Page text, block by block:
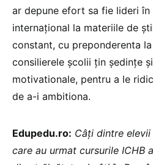
ar depune efort sa fie lideri în
internațional la materiile de
constant, cu preponderenta
consilierele școlii țin ședințe
motivationale, pentru a le
de a-i ambitiona.
Edupedu.ro: Câți dintre
care au urmat cursurile ICHB